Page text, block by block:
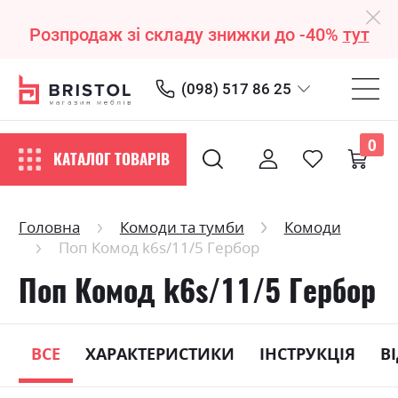
Розпродаж зі складу знижки до -40% тут
(098) 517 86 25
КАТАЛОГ ТОВАРІВ
0
Головна Комоди та тумби
Комоди
Поп Комод k6s/11/5 Гербор
Поп Комод k6s/11/5 Гербор
ВСЕ ХАРАКТЕРИСТИКИ ІНСТРУКЦІЯ